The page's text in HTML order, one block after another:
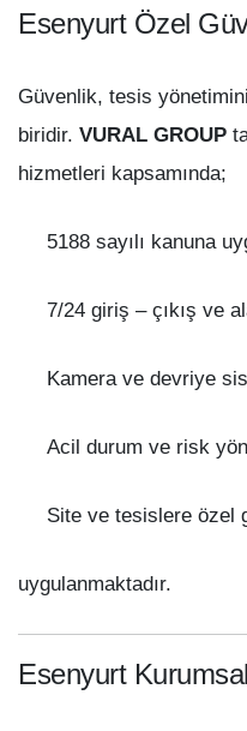
Esenyurt Özel
Güvenlik, tesis
biridir. VURAL GROUP
hizmetleri kapsamında;
5188 sayılı kanuna
7/24 giriş – çıkış ve
Kamera ve devriye
Acil durum ve risk
Site ve tesislere özel
uygulanmaktadır.
Esenyurt